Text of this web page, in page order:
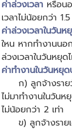
ค่าล่วงเวลา หรือน
เวลาไม่น้อยกว่า 1.5
ค่าล่วงเวลาในวันห
ใหน หากทำงานนอ
ล่วงเวลาในวันหยุด
ค่าทำงานในวันหยุ
ไม่มาทำงานในวัน
ไม่น้อยกว่า 2 เท่า